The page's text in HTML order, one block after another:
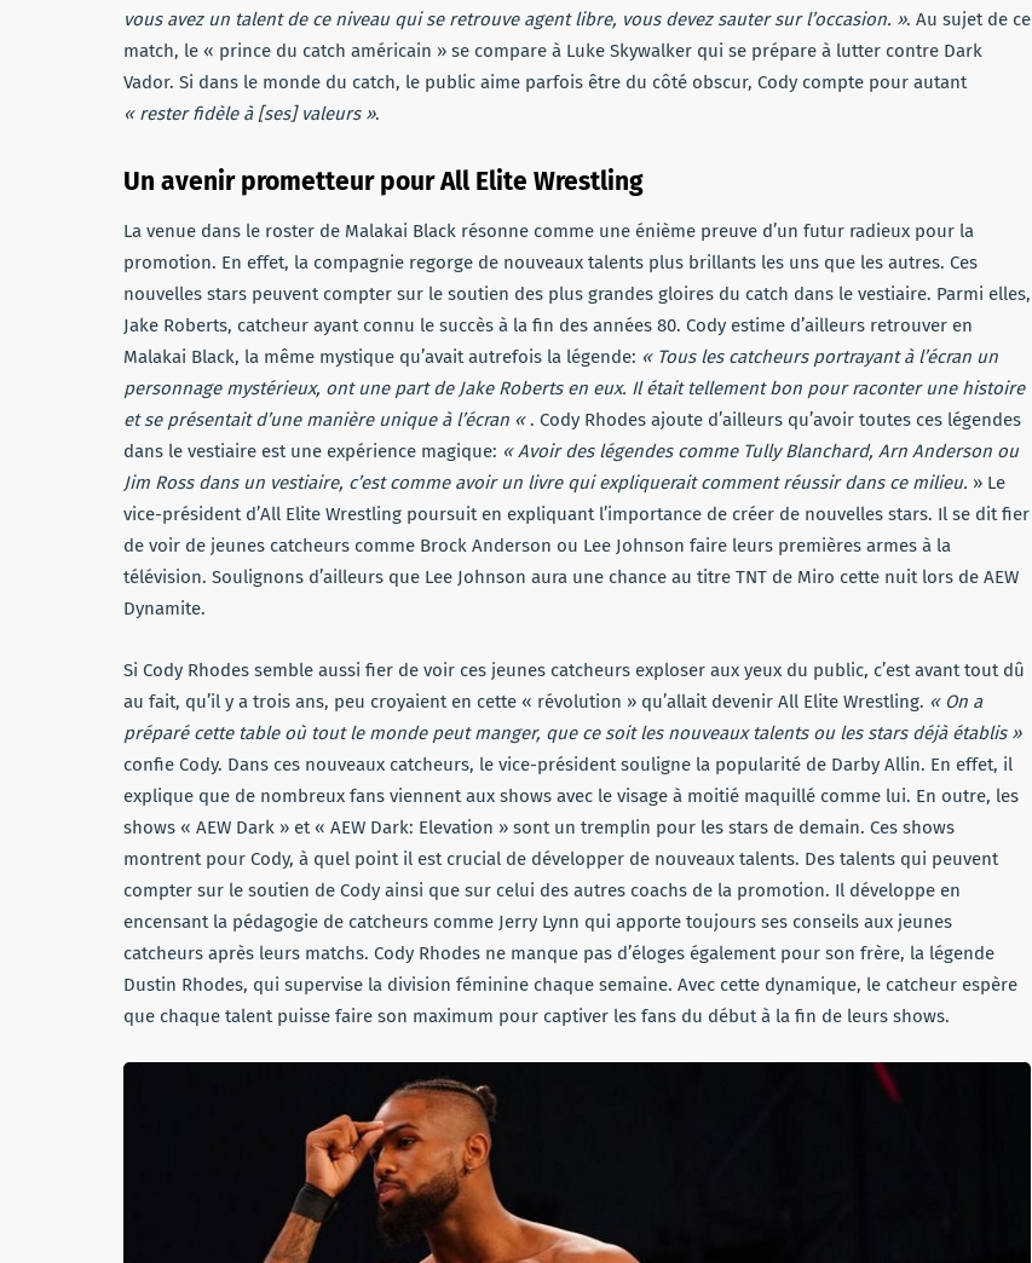
vous avez un talent de ce niveau qui se retrouve agent libre, vous devez sauter sur l’occasion. ». Au sujet de ce
match, le « prince du catch américain » se compare à Luke Skywalker qui se prépare à lutter contre Dark
Vador. Si dans le monde du catch, le public aime parfois être du côté obscur, Cody compte pour autant
« rester fidèle à [ses] valeurs ».
Un avenir prometteur pour All Elite Wrestling
La venue dans le roster de Malakai Black résonne comme une énième preuve d’un futur radieux pour la
promotion. En effet, la compagnie regorge de nouveaux talents plus brillants les uns que les autres. Ces
nouvelles stars peuvent compter sur le soutien des plus grandes gloires du catch dans le vestiaire. Parmi elles,
Jake Roberts, catcheur ayant connu le succès à la fin des années 80. Cody estime d’ailleurs retrouver en
Malakai Black, la même mystique qu’avait autrefois la légende: « Tous les catcheurs portrayant à l’écran un
personnage mystérieux, ont une part de Jake Roberts en eux. Il était tellement bon pour raconter une histoire
et se présentait d’une manière unique à l’écran «. Cody Rhodes ajoute d’ailleurs qu’avoir toutes ces légendes
dans le vestiaire est une expérience magique: « Avoir des légendes comme Tully Blanchard, Arn Anderson ou
Jim Ross dans un vestiaire, c’est comme avoir un livre qui expliquerait comment réussir dans ce milieu. » Le
vice-président d’All Elite Wrestling poursuit en expliquant l’importance de créer de nouvelles stars. Il se dit fier
de voir de jeunes catcheurs comme Brock Anderson ou Lee Johnson faire leurs premières armes à la
télévision. Soulignons d’ailleurs que Lee Johnson aura une chance au titre TNT de Miro cette nuit lors de AEW
Dynamite.
Si Cody Rhodes semble aussi fier de voir ces jeunes catcheurs exploser aux yeux du public, c’est avant tout dû
au fait, qu’il y a trois ans, peu croyaient en cette « révolution » qu’allait devenir All Elite Wrestling. « On a
préparé cette table où tout le monde peut manger, que ce soit les nouveaux talents ou les stars déjà établis »
confie Cody. Dans ces nouveaux catcheurs, le vice-président souligne la popularité de Darby Allin. En effet, il
explique que de nombreux fans viennent aux shows avec le visage à moitié maquillé comme lui. En outre, les
shows « AEW Dark » et « AEW Dark: Elevation » sont un tremplin pour les stars de demain. Ces shows
montrent pour Cody, à quel point il est crucial de développer de nouveaux talents. Des talents qui peuvent
compter sur le soutien de Cody ainsi que sur celui des autres coachs de la promotion. Il développe en
encensant la pédagogie de catcheurs comme Jerry Lynn qui apporte toujours ses conseils aux jeunes
catcheurs après leurs matchs. Cody Rhodes ne manque pas d’éloges également pour son frère, la légende
Dustin Rhodes, qui supervise la division féminine chaque semaine. Avec cette dynamique, le catcheur espère
que chaque talent puisse faire son maximum pour captiver les fans du début à la fin de leurs shows.